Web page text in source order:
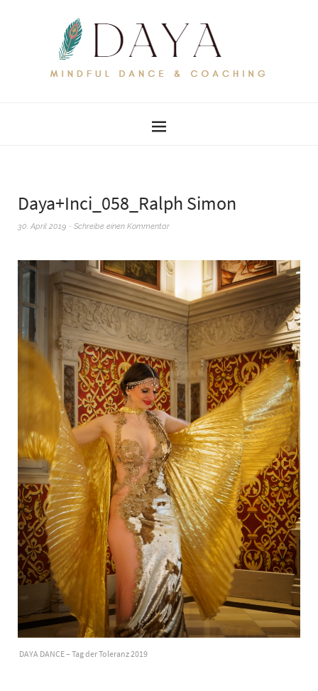
Daya+Inci_058_Ralph Simon
30. April 2019 Schreibe einen Kommentar
DAYA DANCE – Tag der Toleranz 2019